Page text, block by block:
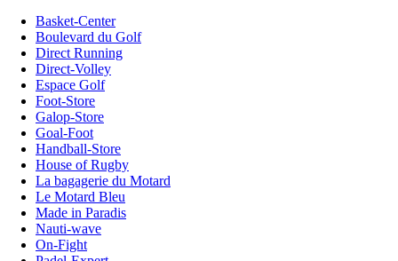
Basket-Center
Boulevard du Golf
Direct Running
Direct-Volley
Espace Golf
Foot-Store
Galop-Store
Goal-Foot
Handball-Store
House of Rugby
La bagagerie du Motard
Le Motard Bleu
Made in Paradis
Nauti-wave
On-Fight